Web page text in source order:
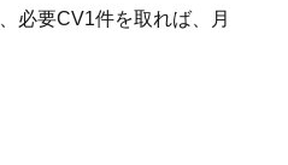
必要CV1件を取れば、月